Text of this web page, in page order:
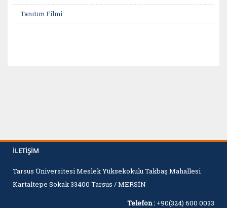
Tanıtım Filmi
İLETIŞIM
Tarsus Üniversitesi Meslek Yüksekokulu Takbaş Mahallesi
Kartaltepe Sokak 33400 Tarsus / MERSİN
Telefon : +90(324) 600 0033